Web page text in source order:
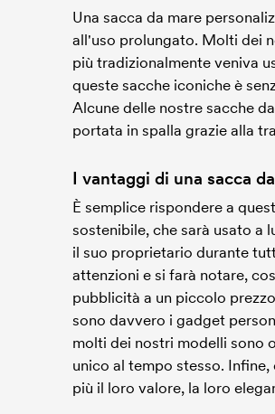
Una sacca da mare
all'uso prolungato. Molti dei
più tradizionalmente veniva
queste sacche iconiche è
Alcune delle nostre sacche
portata in spalla grazie alla
I vantaggi di una sacca
È semplice rispondere a
sostenibile, che sarà usato a
il suo proprietario durante
attenzioni e si farà notare,
pubblicità a un piccolo
sono davvero i gadget
molti dei nostri modelli sono
unico al tempo stesso.
più il loro valore, la loro